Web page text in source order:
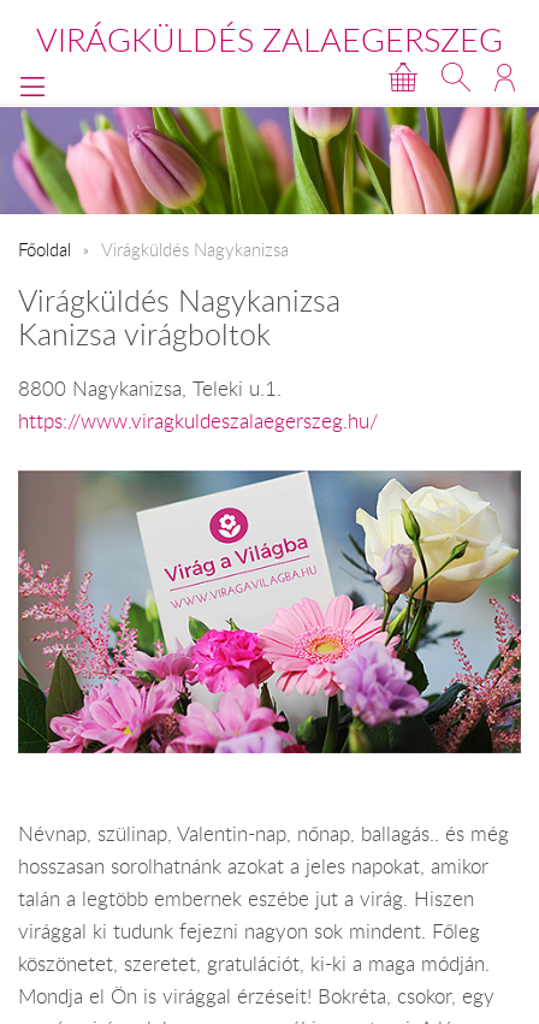
VIRÁGKÜLDÉS ZALAEGERSZEG
Főoldal Virágküldés Nagykanizsa
Virágküldés Nagykanizsa
Kanizsa virágboltok
8800 Nagykanizsa, Teleki u.1.
https://www.viragkuldeszalaegerszeg.hu/
Névnap, szülinap, Valentin-nap, nőnap, ballagás.. és még
hosszasan sorolhatnánk azokat a jeles napokat, amikor
talán a legtöbb embernek eszébe jut a virág. Hiszen
virággal ki tudunk fejezni nagyon sok mindent. Főleg
köszönetet, szeretet, gratulációt, ki-ki a maga módján.
Mondja el Ön is virággal érzéseit! Bokréta, csokor, egy